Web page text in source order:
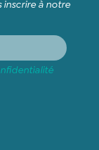
inscrire à notre